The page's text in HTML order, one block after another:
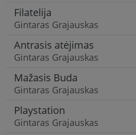
Filatelija
Gintaras Grajauskas
Antrasis atėjimas
Gintaras Grajauskas
Mažasis Buda
Gintaras Grajauskas
Playstation
Gintaras Grajauskas